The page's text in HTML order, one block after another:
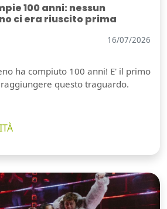
100 anni: nessun
ci era riuscito prima
16/07/2026
ha compiuto 100 anni! E' il primo
questo traguardo.